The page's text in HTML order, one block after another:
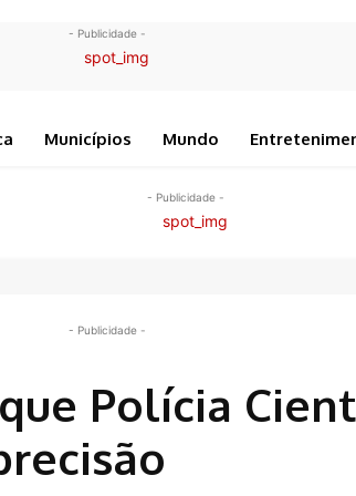
- Publicidade -
Municípios Mundo
- Publicidade -
- Publicidade -
Polícia